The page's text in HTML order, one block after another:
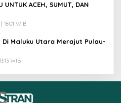
UNTUK ACEH, SUMUT, DAN
WIB
Di Maluku Utara Merajut Pulau-
WIB